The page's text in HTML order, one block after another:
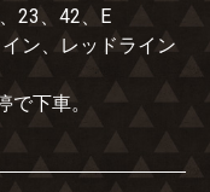
23、42、E
ン、レッドライン
下車。